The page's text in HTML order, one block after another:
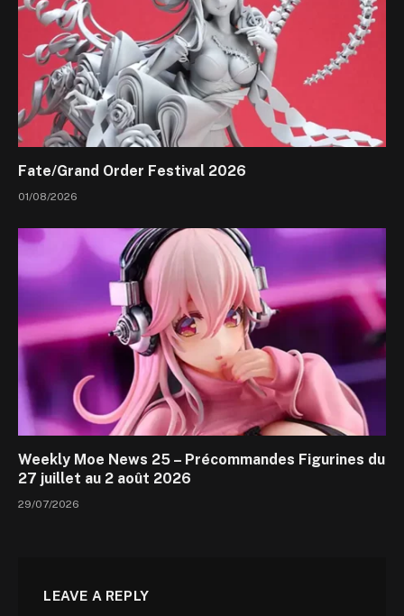
Fate/Grand Order Festival 2026
01/08/2026
Weekly Moe News 25 – Précommandes Figurines du
27 juillet au 2 août 2026
29/07/2026
LEAVE A REPLY